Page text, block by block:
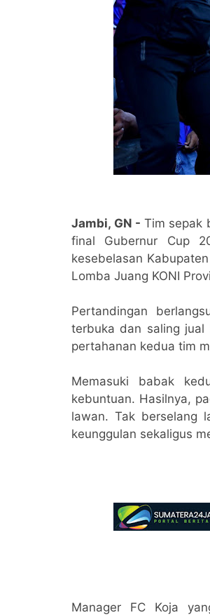
Jambi, GN - Tim sepak
final Gubernur Cup
kesebelasan
Lomba Juang KONI
​Pertandingan
terbuka dan saling jual
pertahanan kedua tim
​Memasuki babak
kebuntuan. Hasilnya,
lawan. Tak berselang
keunggulan sekaligus
Manager FC Koja